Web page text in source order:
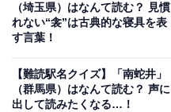
（埼玉県）はなんて読む？ 見慣
れない“衾”は古典的な寝具を表
す言葉！
【難読駅名クイズ】「南蛇井」
（群馬県）はなんて読む？ 声に
出して読みたくなる…！